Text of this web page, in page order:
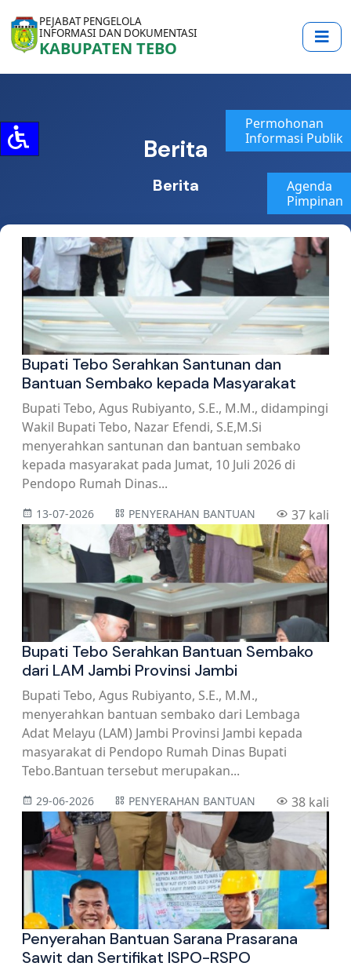
Permohonan
Informasi Publik
Agenda
Pimpinan
PEJABAT PENGELOLA
INFORMASI DAN DOKUMENTASI
KABUPATEN TEBO
Berita
Berita
Bupati Tebo Serahkan Santunan dan
Bantuan Sembako kepada Masyarakat
Bupati Tebo, Agus Rubiyanto, S.E., M.M., didampingi
Wakil Bupati Tebo, Nazar Efendi, S.E,M.Si
menyerahkan santunan dan bantuan sembako
kepada masyarakat pada Jumat, 10 Juli 2026 di
Pendopo Rumah Dinas...
13-07-2026 PENYERAHAN BANTUAN 37 kali
Bupati Tebo Serahkan Bantuan Sembako
dari LAM Jambi Provinsi Jambi
Bupati Tebo, Agus Rubiyanto, S.E., M.M.,
menyerahkan bantuan sembako dari Lembaga
Adat Melayu (LAM) Jambi Provinsi Jambi kepada
masyarakat di Pendopo Rumah Dinas Bupati
Tebo.Bantuan tersebut merupakan...
29-06-2026 PENYERAHAN BANTUAN 38 kali
Penyerahan Bantuan Sarana Prasarana
Sawit dan Sertifikat ISPO-RSPO